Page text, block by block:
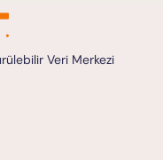
Veri Merkezi